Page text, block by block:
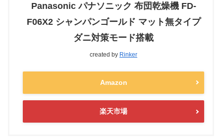
Panasonic パナソニック 布団乾燥機 FD-
F06X2 シャンパンゴールド マット無タイプ
ダニ対策モード搭載
created by Rinker
Amazon
楽天市場